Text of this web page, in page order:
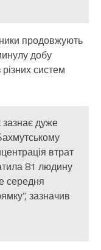
продовжують
добу
систем
зазнає дуже
втрат
81 людину
середня
зазначив